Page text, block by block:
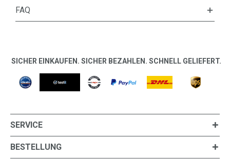
FAQ
SICHER EINKAUFEN. SICHER BEZAHLEN. SCHNELL GELIEFERT.
SERVICE
BESTELLUNG